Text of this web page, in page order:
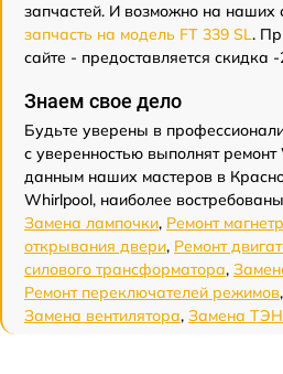
запчастей. И возможно на наших
запчасть на модель FT 339 SL.
сайте - предоставляется скидка -
Знаем свое дело
Будьте уверены в
с уверенностью выполнят
данным наших мастеров в
Whirlpool, наиболее
Замена лампочки, Ремонт
открывания двери, Ремонт
силового трансформатора,
Ремонт переключателей режимов,
Замена вентилятора, Замена ТЭН